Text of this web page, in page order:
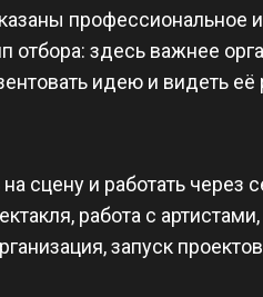
профессиональное
отбора: здесь важнее
идею и видеть
сцену и работать через
работа с
запуск